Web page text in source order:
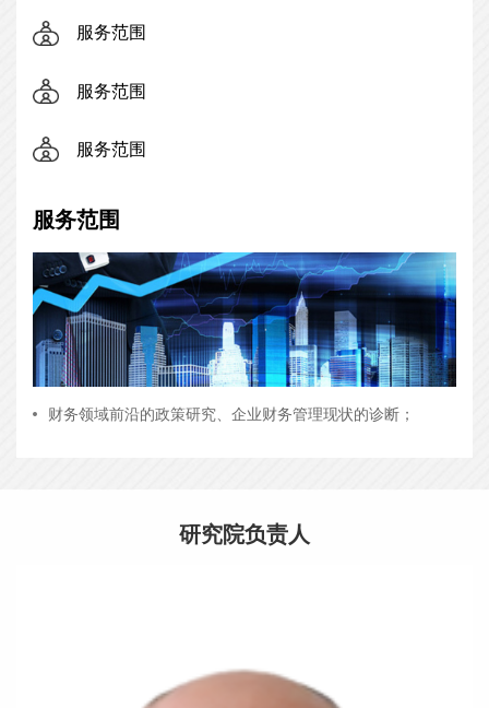
服务范围
服务范围
服务范围
服务范围
财务领域前沿的政策研究、企业财务管理现状的诊断；
研究院负责人